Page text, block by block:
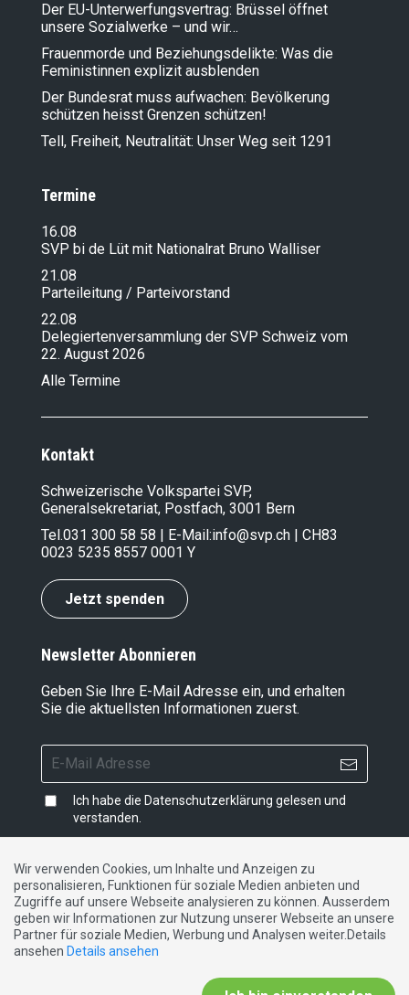
Der EU-Unterwerfungsvertrag: Brüssel öffnet
unsere Sozialwerke – und wir…
Frauenmorde und Beziehungsdelikte: Was die
Feministinnen explizit ausblenden
Der Bundesrat muss aufwachen: Bevölkerung
schützen heisst Grenzen schützen!
Tell, Freiheit, Neutralität: Unser Weg seit 1291
Termine
16.08
SVP bi de Lüt mit Nationalrat Bruno Walliser
21.08
Parteileitung / Parteivorstand
22.08
Delegiertenversammlung der SVP Schweiz vom
22. August 2026
Alle Termine
Kontakt
Schweizerische Volkspartei SVP,
Generalsekretariat, Postfach, 3001 Bern
Tel.031 300 58 58 | E-Mail:info@svp.ch | CH83
0023 5235 8557 0001 Y
Jetzt spenden
Newsletter Abonnieren
Geben Sie Ihre E-Mail Adresse ein, und erhalten
Sie die aktuellsten Informationen zuerst.
Ich habe die Datenschutzerklärung gelesen und
verstanden.
Impressum|Datenschutzerklärung|Kontakt
DE FR IT
Wir verwenden Cookies, um Inhalte und Anzeigen zu
personalisieren, Funktionen für soziale Medien anbieten und
Zugriffe auf unsere Webseite analysieren zu können. Ausserdem
geben wir Informationen zur Nutzung unserer Webseite an unsere
Partner für soziale Medien, Werbung und Analysen weiter.Details
ansehen Details ansehen